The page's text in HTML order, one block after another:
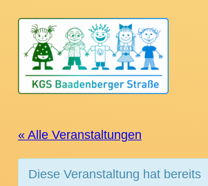
« Alle Veranstaltungen
Diese Veranstaltung hat bereits